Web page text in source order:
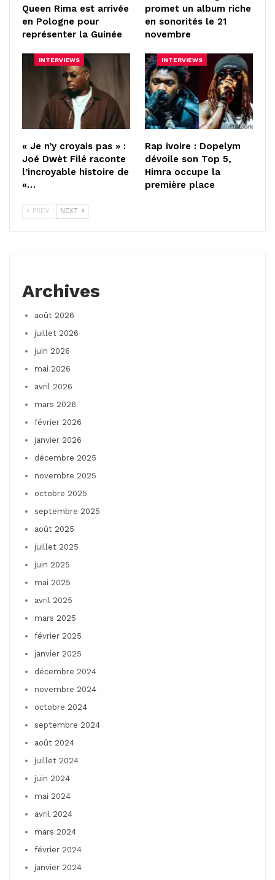
Queen Rima est arrivée
en Pologne pour
représenter la Guinée
promet un album riche
en sonorités le 21
novembre
INTERVIEWS
« Je n’y croyais pas » :
Joé Dwèt Filé raconte
l’incroyable histoire de
«…
INTERVIEWS
Rap ivoire : Dopelym
dévoile son Top 5,
Himra occupe la
première place
PREV NEXT
Archives
août 2026
juillet 2026
juin 2026
mai 2026
avril 2026
mars 2026
février 2026
janvier 2026
décembre 2025
novembre 2025
octobre 2025
septembre 2025
août 2025
juillet 2025
juin 2025
mai 2025
avril 2025
mars 2025
février 2025
janvier 2025
décembre 2024
novembre 2024
octobre 2024
septembre 2024
août 2024
juillet 2024
juin 2024
mai 2024
avril 2024
mars 2024
février 2024
janvier 2024